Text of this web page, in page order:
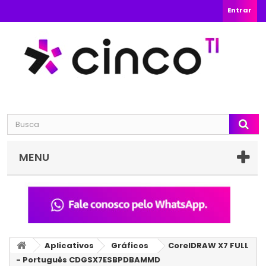
Entrar
MENU
Aplicativos Gráficos
CorelDRAW X7 FULL
- Português CDGSX7ESBPDBAMMD